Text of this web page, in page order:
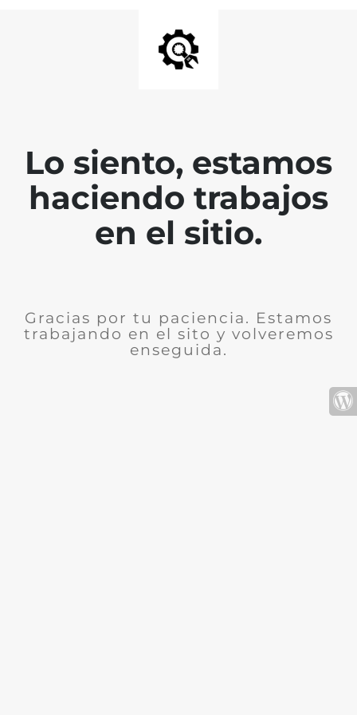
Lo siento, estamos
haciendo trabajos
en el sitio.
Gracias por tu paciencia. Estamos
trabajando en el sito y volveremos
enseguida.